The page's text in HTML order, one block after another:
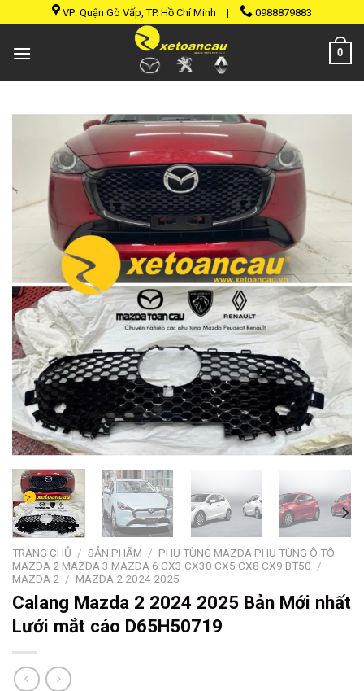
to
content
VP: Quận Gò Vấp, TP. Hồ Chí Minh | 0988879883
0
TRANG CHỦ / SẢN PHẨM / PHỤ TÙNG MAZDA PHỤ TÙNG Ô TÔ
MAZDA 2 MAZDA 3 MAZDA 6 CX3 CX30 CX5 CX8 CX9 BT50 /
MAZDA 2 / MAZDA 2 2024 2025
Calang Mazda 2 2024 2025 Bản Mới nhất
Lưới mắt cáo D65H50719